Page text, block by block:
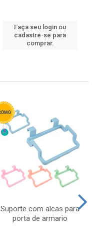
Faça seu login ou
cadastre-se para
comprar.
Suporte com alcas para
porta de armario